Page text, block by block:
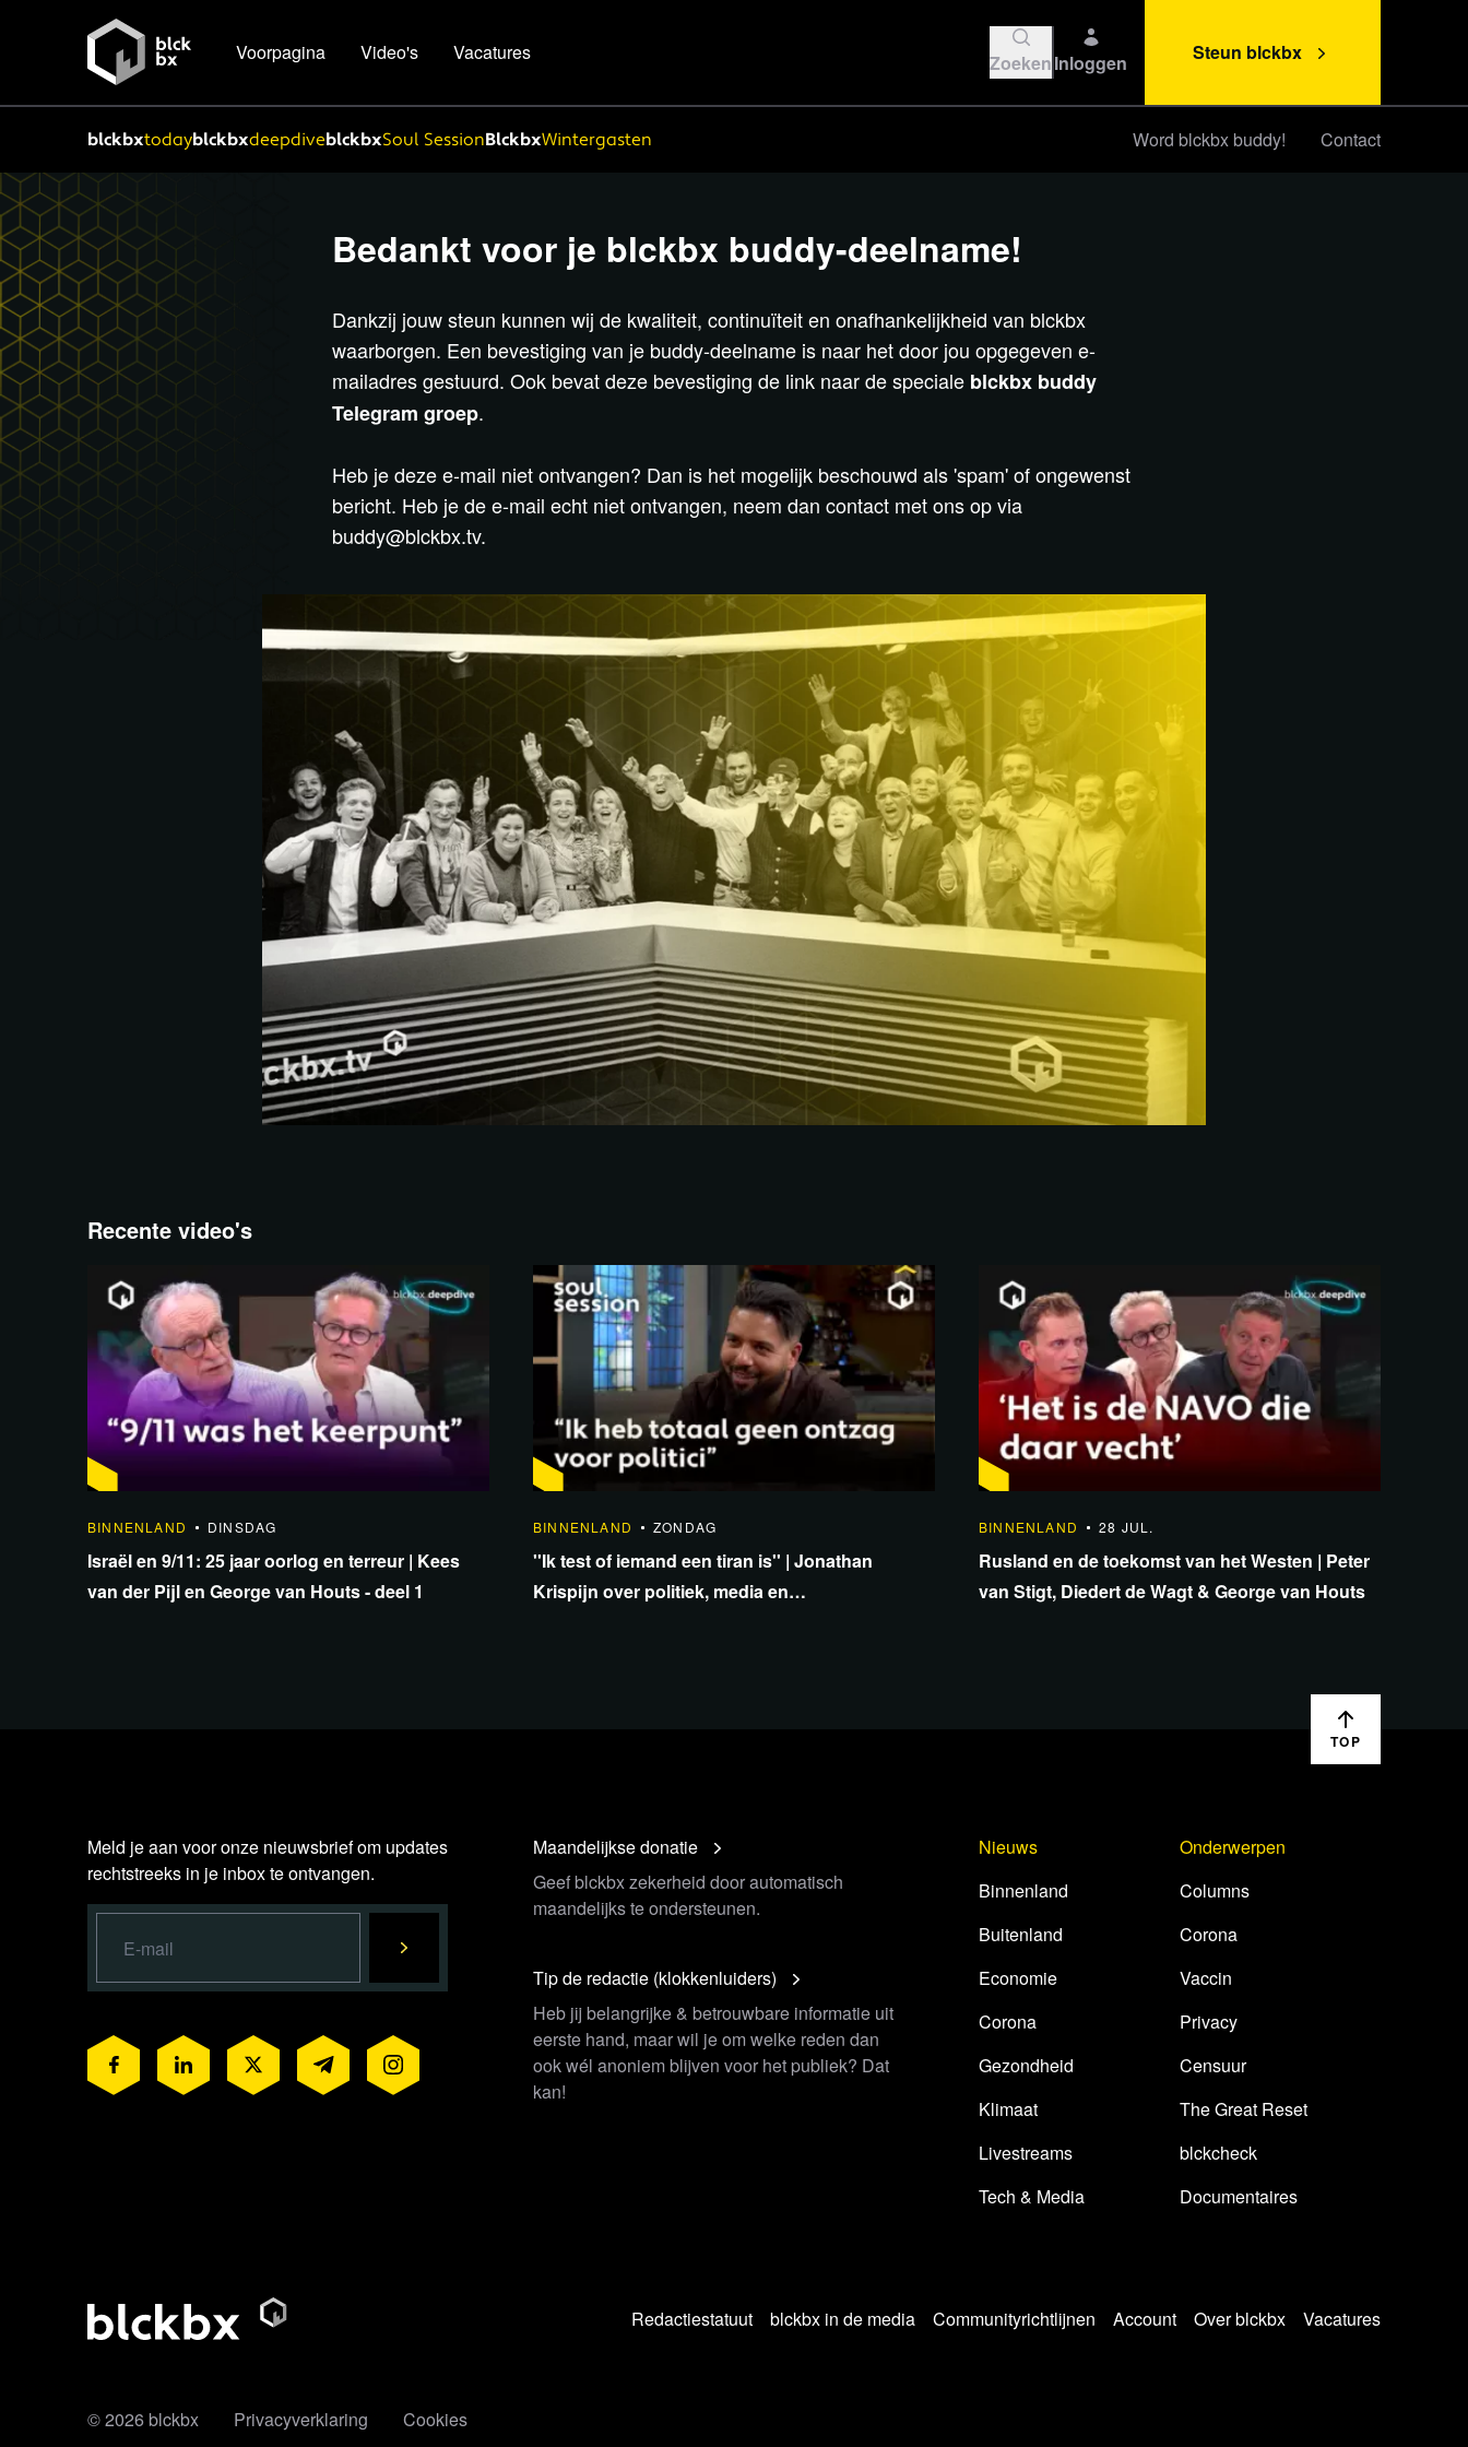
Voorpagina Video's Vacatures ZoekenInloggen Steun blckbx
blckbxtodayblckbxdeepdiveblckbxSoul SessionBlckbxWintergasten Word blckbx buddy! Contact
Bedankt voor je blckbx buddy-deelname!
Dankzij jouw steun kunnen wij de kwaliteit, continuïteit en onafhankelijkheid van blckbx
waarborgen. Een bevestiging van je buddy-deelname is naar het door jou opgegeven e-
mailadres gestuurd. Ook bevat deze bevestiging de link naar de speciale blckbx buddy
Telegram groep.
Heb je deze e-mail niet ontvangen? Dan is het mogelijk beschouwd als 'spam' of ongewenst
bericht. Heb je de e-mail echt niet ontvangen, neem dan contact met ons op via
buddy@blckbx.tv.
Recente video's
BINNENLAND DINSDAG
Israël en 9/11: 25 jaar oorlog en terreur | Kees
van der Pijl en George van Houts - deel 1
BINNENLAND ZONDAG
''Ik test of iemand een tiran is'' | Jonathan
Krispijn over politiek, media en
BINNENLAND 28 JUL.
Rusland en de toekomst van het Westen | Peter
van Stigt, Diedert de Wagt & George van Houts
TOP
Meld je aan voor onze nieuwsbrief om updates
rechtstreeks in je inbox te ontvangen.
Maandelijkse donatie
Geef blckbx zekerheid door automatisch
maandelijks te ondersteunen.
Tip de redactie (klokkenluiders)
Heb jij belangrijke & betrouwbare informatie uit
eerste hand, maar wil je om welke reden dan
ook wél anoniem blijven voor het publiek? Dat
kan!
Nieuws
Binnenland
Buitenland
Economie
Corona
Gezondheid
Klimaat
Livestreams
Tech & Media
Onderwerpen
Columns
Corona
Vaccin
Privacy
Censuur
The Great Reset
blckcheck
Documentaires
Redactiestatuut blckbx in de media Communityrichtlijnen Account Over blckbx Vacatures
© 2026 blckbx Privacyverklaring Cookies